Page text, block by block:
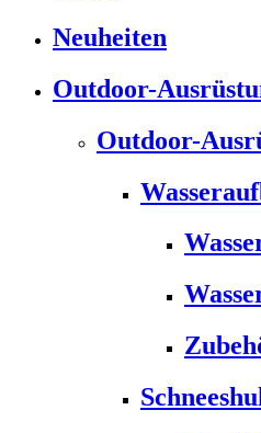
Neuheiten
Outdoor-
Outdoor-